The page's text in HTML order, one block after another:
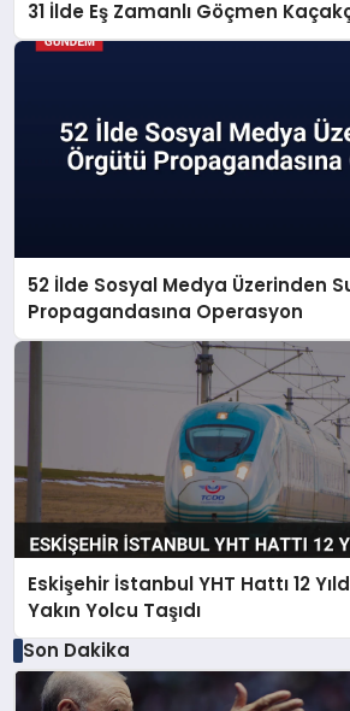
31 İlde Eş Zamanlı Göçmen
52 İlde Sosyal Medya Üzerinden
Propagandasına Operasyon
Eskişehir İstanbul YHT Hattı 12
Yakın Yolcu Taşıdı
Son Dakika